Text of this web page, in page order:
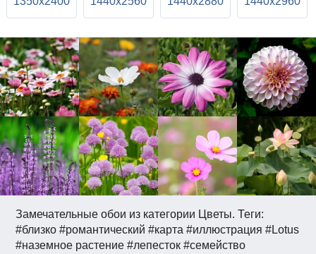
Замечательные обои из категории Цветы. Теги:
#близко #романтический #карта #иллюстрация #Lotus
#наземное растение #лепесток #семейство